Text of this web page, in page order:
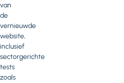
van
de
vernieuwde
website,
inclusief
sectorgerichte
tests
zoals